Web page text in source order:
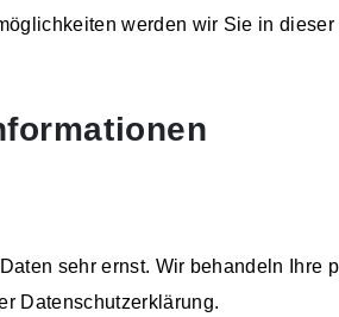
werden wir Sie in
sehr ernst. Wir behandeln Ihre
Datenschutzerklärung.